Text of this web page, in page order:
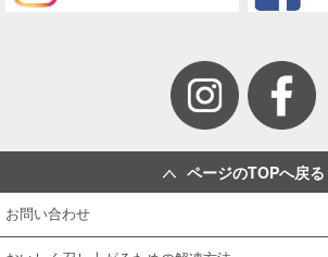
ページのTOPへ戻る
お問い合わせ